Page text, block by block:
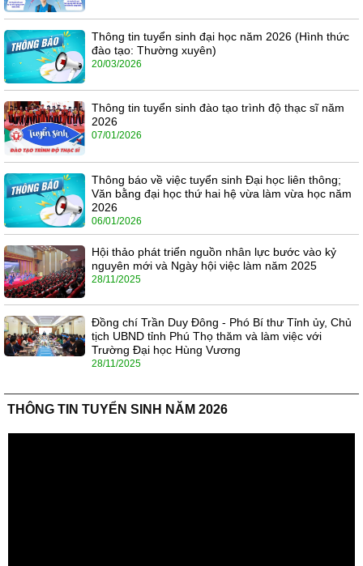
Thông tin tuyển sinh đại học năm 2026 (Hình thức
đào tạo: Thường xuyên)
20/03/2026
Thông tin tuyển sinh đào tạo trình độ thạc sĩ năm
2026
07/01/2026
Thông báo về việc tuyển sinh Đại học liên thông;
Văn bằng đại học thứ hai hệ vừa làm vừa học năm
2026
06/01/2026
Hội thảo phát triển nguồn nhân lực bước vào kỷ
nguyên mới và Ngày hội việc làm năm 2025
28/11/2025
Đồng chí Trần Duy Đông - Phó Bí thư Tỉnh ủy, Chủ
tịch UBND tỉnh Phú Thọ thăm và làm việc với
Trường Đại học Hùng Vương
28/11/2025
THÔNG TIN TUYỂN SINH NĂM 2026